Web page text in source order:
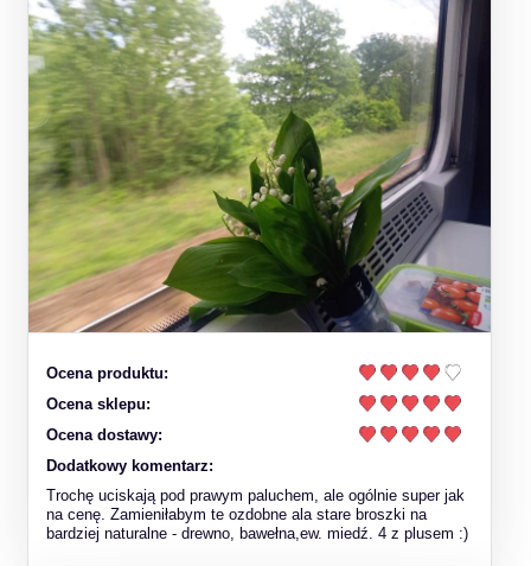
Ocena produktu:
Ocena sklepu:
Ocena dostawy:
Dodatkowy komentarz:
Trochę uciskają pod prawym paluchem, ale ogólnie super jak
na cenę. Zamieniłabym te ozdobne ala stare broszki na
bardziej naturalne - drewno, bawełna,ew. miedź. 4 z plusem :)